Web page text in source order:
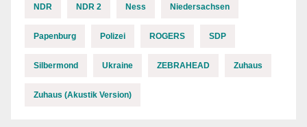
NDR NDR 2 Ness Niedersachsen
Papenburg Polizei ROGERS SDP
Silbermond Ukraine ZEBRAHEAD Zuhaus
Zuhaus (Akustik Version)